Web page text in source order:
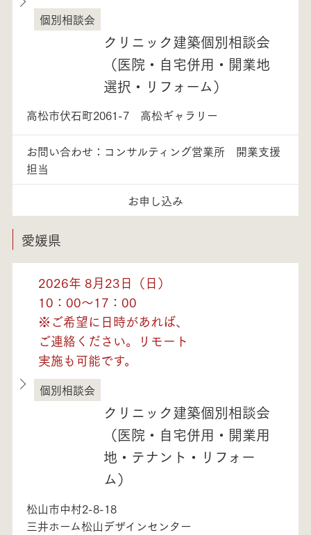
香川県
個別相談会
クリニック建築個別相談会
（医院・自宅併用・開業地
選択・リフォーム）
高松市伏石町2061-7 高松ギャラリー
お問い合わせ：コンサルティング営業所 開業支援
担当
お申し込み
愛媛県
2026年 8月23日（日）
10：00～17：00
※ご希望に日時があれば、
ご連絡ください。リモート
実施も可能です。
愛媛県
個別相談会
クリニック建築個別相談会
（医院・自宅併用・開業用
地・テナント・リフォー
ム）
松山市中村2-8-18
三井ホーム松山デザインセンター